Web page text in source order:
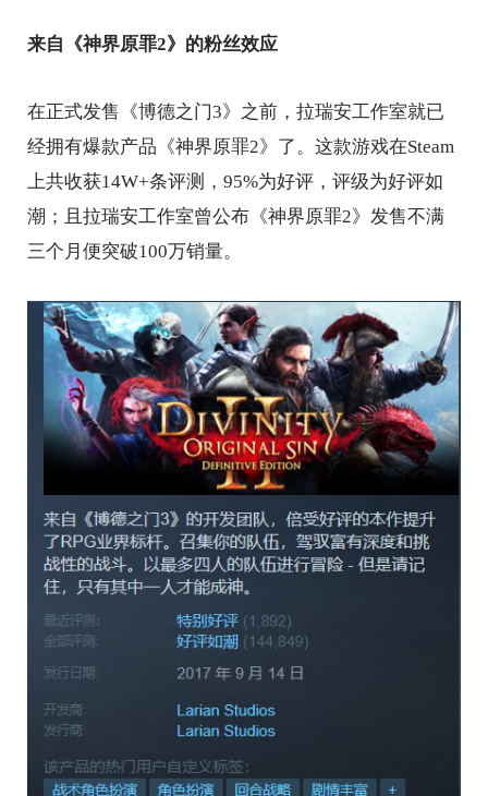
来自《神界原罪2》的粉丝效应
在正式发售《博德之门3》之前，拉瑞安工作室就已
经拥有爆款产品《神界原罪2》了。这款游戏在Steam
上共收获14W+条评测，95%为好评，评级为好评如
潮；且拉瑞安工作室曾公布《神界原罪2》发售不满
三个月便突破100万销量。